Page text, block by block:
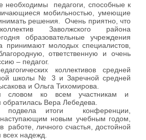
необходимы педагоги, способные к
мобильностью, умеющие
решения. Очень приятно, что
Заволжского района
образовательные учреждения
принимают молодых специалистов,
ответственную и очень
– педагог.
коллективов средней
школы № 3 и Заречной средней
и Ольга Тихомирова.
словом ко всем участникам и
Вера Лебедева.
подвела итоги конференции,
наступающим новым учебным годом,
работе, личного счастья, достойной
всех надежд.